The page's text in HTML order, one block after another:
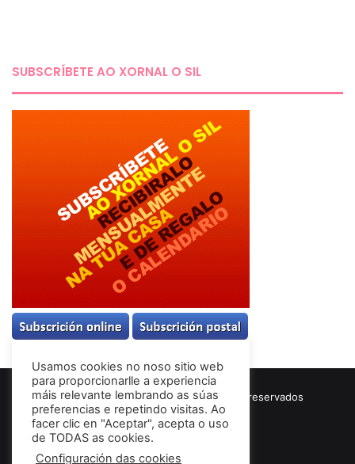
SUBSCRÍBETE AO XORNAL O SIL
© Copyright 2026, Todos los derechos reservados
Términos & Condiciones
Usamos cookies no noso sitio web
para proporcionarlle a experiencia
máis relevante lembrando as súas
preferencias e repetindo visitas. Ao
facer clic en "Aceptar", acepta o uso
de TODAS as cookies.
Configuración das cookies